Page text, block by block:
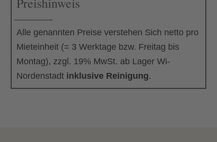
Alle genannten Preise verstehen Sich netto pro
Mieteinheit (= 3 Werktage bzw. Freitag bis
Montag), zzgl. 19% MwSt. ab Lager Wi-
Nordenstadt inklusive Reinigung.